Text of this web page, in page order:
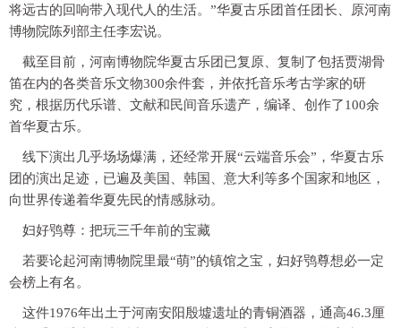
将远古的回响带入现代人的生活。”华夏古乐团首任团长、原河南
博物院陈列部主任李宏说。
截至目前，河南博物院华夏古乐团已复原、复制了包括贾湖骨
笛在内的各类音乐文物300余件套，并依托音乐考古学家的研
究，根据历代乐谱、文献和民间音乐遗产，编译、创作了100余
首华夏古乐。
线下演出几乎场场爆满，还经常开展“云端音乐会”，华夏古乐
团的演出足迹，已遍及美国、韩国、意大利等多个国家和地区，
向世界传递着华夏先民的情感脉动。
妇好鸮尊：把玩三千年前的宝藏
若要论起河南博物院里最“萌”的镇馆之宝，妇好鸮尊想必一定
会榜上有名。
这件1976年出土于河南安阳殷墟遗址的青铜酒器，通高46.3厘